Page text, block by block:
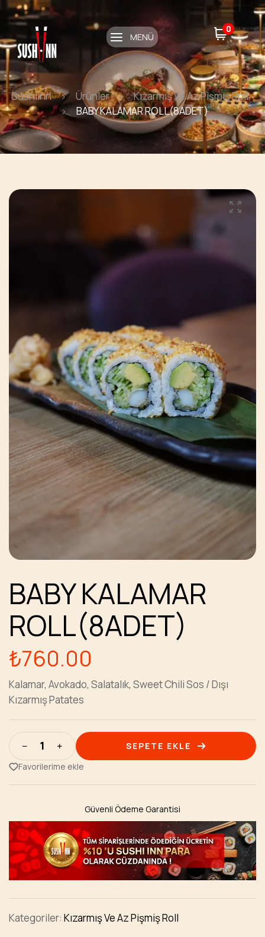
MENÜ
0
Sushiinn Ürünler
Kızarmış Ve Az Pişmiş Roll
BABY KALAMAR ROLL(8ADET)
BABY KALAMAR
ROLL(8ADET)
₺760.00
Kalamar, Avokado, Salatalık, Sweet Chili Sos / Dışı
Kızarmış Patates
SEPETE EKLE
Favorilerime ekle
Güvenli Ödeme Garantisi
Kategoriler: Kızarmış Ve Az Pişmiş Roll